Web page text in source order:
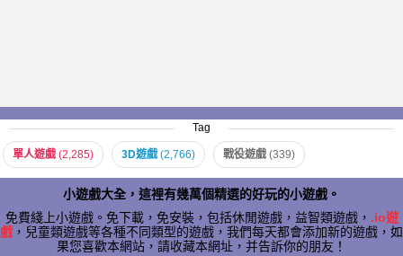
Tag
單人遊戲 (2,285) 3D遊戲 (2,766) 戰役遊戲 (339)
小遊戲大全，這裡有幾萬個精選的好玩的小遊戲。
免費綫上小遊戲。免下載，免安裝，包括休閒遊戲，益智類遊戲， .io遊
戲 ，兒童類遊戲等各種不同類型的遊戲，我們每天都會添加新的遊戲，如
果您喜歡本網站，請收藏本網址，并告訴你的朋友！